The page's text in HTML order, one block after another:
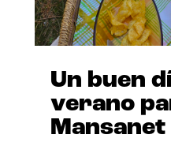
Un buen
verano
Mansanet